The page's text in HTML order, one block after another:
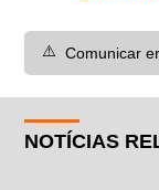
⚠️ Comunicar
NOTÍCIAS